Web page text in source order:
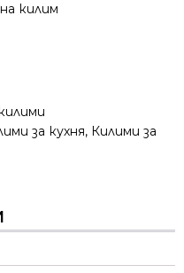
килим
за кухня, Килими за